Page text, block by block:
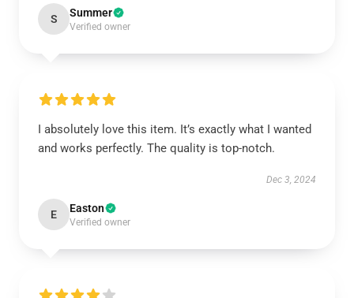
S Summer
Verified owner
I absolutely love this item. It’s exactly what I wanted
and works perfectly. The quality is top-notch.
Dec 3, 2024
E Easton
Verified owner